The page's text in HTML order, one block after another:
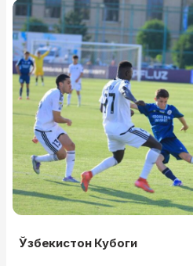
Ўзбекистон Кубоги